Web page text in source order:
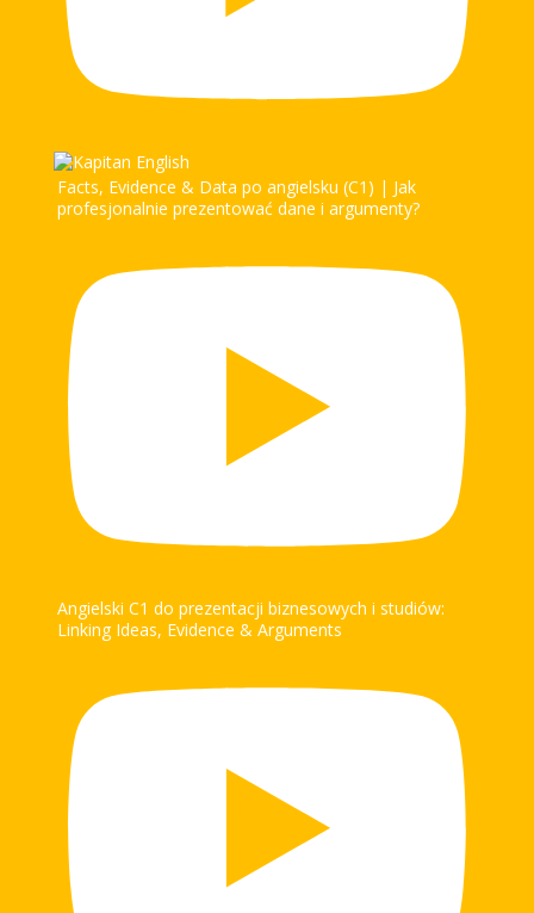
Facts, Evidence & Data po angielsku (C1) | Jak
profesjonalnie prezentować dane i argumenty?
Angielski C1 do prezentacji biznesowych i studiów:
Linking Ideas, Evidence & Arguments